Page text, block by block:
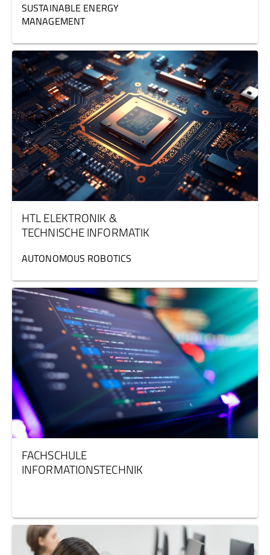
SUSTAINABLE ENERGY
MANAGEMENT
HTL ELEKTRONIK &
TECHNISCHE INFORMATIK
AUTONOMOUS ROBOTICS
FACHSCHULE
INFORMATIONSTECHNIK